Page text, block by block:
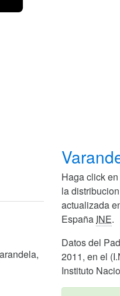
Haga click
la
actualizada
España INE.
Datos del
2011, en el
Instituto